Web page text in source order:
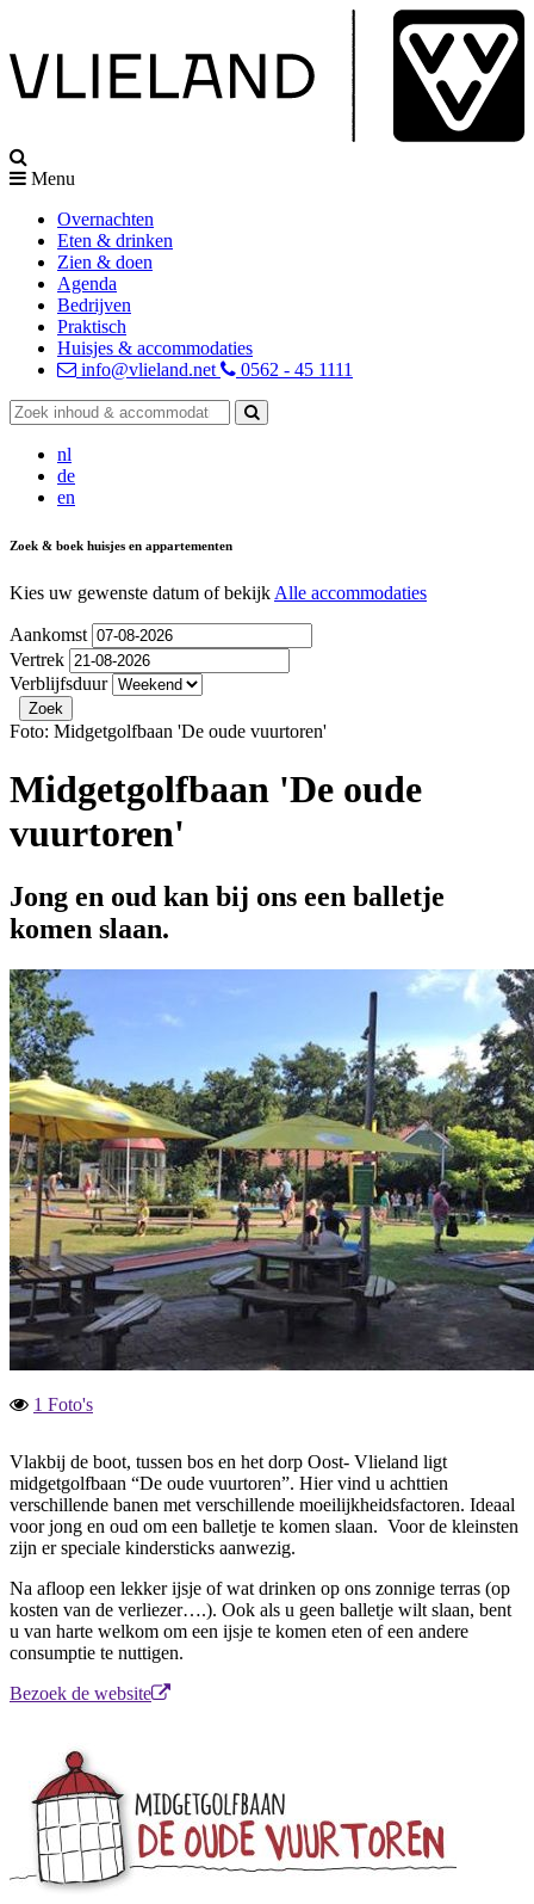
Menu
Overnachten
Eten & drinken
Zien & doen
Agenda
Bedrijven
Praktisch
Huisjes & accommodaties
info@vlieland.net
0562 - 45 1111
nl
de
en
Zoek & boek huisjes en appartementen
Kies uw gewenste datum of bekijk Alle accommodaties
Aankomst
Vertrek
Verblijfsduur
Foto: Midgetgolfbaan 'De oude vuurtoren'
Midgetgolfbaan 'De oude
vuurtoren'
Jong en oud kan bij ons een balletje
komen slaan.
1 Foto's
Vlakbij de boot, tussen bos en het dorp Oost- Vlieland ligt
midgetgolfbaan “De oude vuurtoren”. Hier vind u achttien
verschillende banen met verschillende moeilijkheidsfactoren. Ideaal
voor jong en oud om een balletje te komen slaan. Voor de kleinsten
zijn er speciale kindersticks aanwezig.
Na afloop een lekker ijsje of wat drinken op ons zonnige terras (op
kosten van de verliezer….). Ook als u geen balletje wilt slaan, bent
u van harte welkom om een ijsje te komen eten of een andere
consumptie te nuttigen.
Bezoek de website